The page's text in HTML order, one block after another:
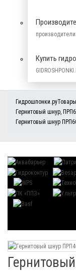
Купить
Гидрошпонки.руТовары
Гернитовый шнур,
Гернитовый шнур